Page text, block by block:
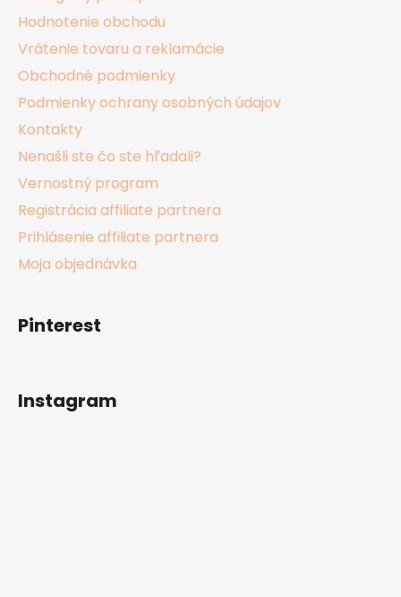
Hodnotenie obchodu
Vrátenie tovaru a reklamácie
Obchodné podmienky
Podmienky ochrany osobných údajov
Kontakty
Nenašli ste čo ste hľadali?
Vernostný program
Registrácia affiliate partnera
Prihlásenie affiliate partnera
Moja objednávka
Pinterest
Instagram